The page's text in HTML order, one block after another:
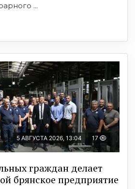
...
5 АВГУСТА 2026, 13:04 17
граждан делает
брянское предприятие